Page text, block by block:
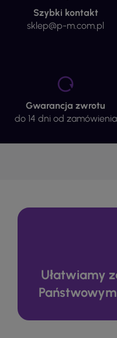
Szybki kontakt
sklep@p-m.com.pl
Gwarancja zwrotu
do 14 dni od zamówienia
Ułatwiamy